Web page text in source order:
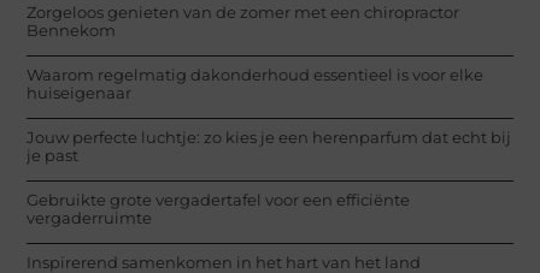
Zorgeloos genieten van de zomer met een chiropractor
Bennekom
Waarom regelmatig dakonderhoud essentieel is voor elke
huiseigenaar
Jouw perfecte luchtje: zo kies je een herenparfum dat echt bij
je past
Gebruikte grote vergadertafel voor een efficiënte
vergaderruimte
Inspirerend samenkomen in het hart van het land